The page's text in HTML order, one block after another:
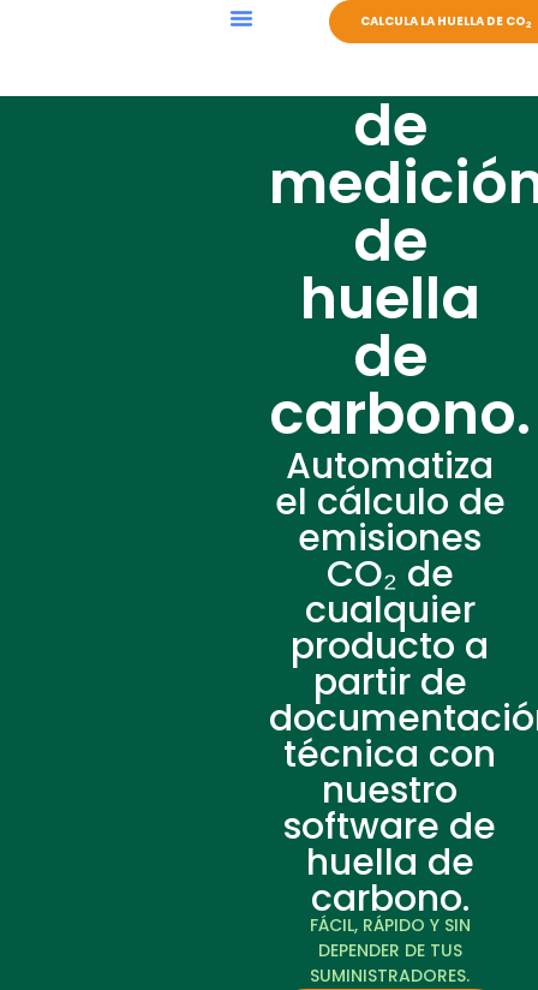
CALCULA LA HUELLA DE CO2
Software
de
de
huella
de
carbono.
Automatiza
el cálculo de
emisiones
CO₂ de
cualquier
producto a
partir de
técnica con
nuestro
software de
huella de
carbono.
FÁCIL, RÁPIDO Y SIN
DEPENDER DE TUS
SUMINISTRADORES.